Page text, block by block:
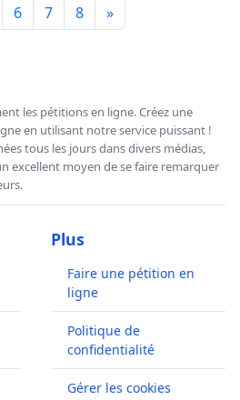
6 7 8 »
les pétitions en ligne. Créez une
en utilisant notre service puissant !
tous les jours dans divers médias,
excellent moyen de se faire remarquer
Plus
Faire une pétition en
ligne
Politique de
confidentialité
Gérer les cookies